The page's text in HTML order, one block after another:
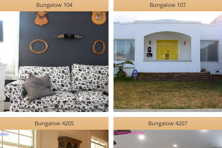
Bungalow 104 Bungalow 107
Bungalow 4205 Bungalow 4207